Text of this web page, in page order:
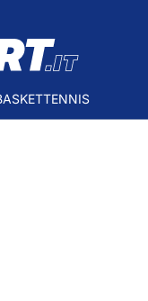
TENNIS